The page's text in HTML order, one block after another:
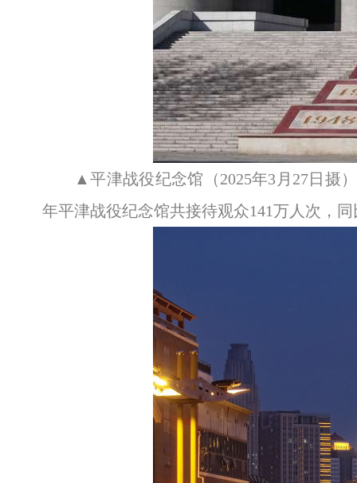
▲平津战役纪念馆（2025年3月27日摄
年平津战役纪念馆共接待观众141万人次，